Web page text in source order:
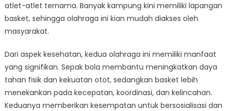
atlet-atlet ternama. Banyak kampung kini memiliki lapangan
basket, sehingga olahraga ini kian mudah diakses oleh
masyarakat.
Dari aspek kesehatan, kedua olahraga ini memiliki manfaat
yang signifikan. Sepak bola membantu meningkatkan daya
tahan fisik dan kekuatan otot, sedangkan basket lebih
menekankan pada kecepatan, koordinasi, dan kelincahan.
Keduanya memberikan kesempatan untuk bersosialisasi dan